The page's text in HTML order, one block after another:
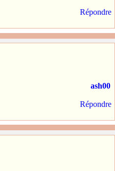
Répondre
ash00
Répondre